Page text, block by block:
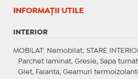
INFORMAŢII UTILE
INTERIOR
MOBILAT : Nemobilat; STARE
Parchet laminat, Gresie, Sapa
Glet, Faianta, Geamuri